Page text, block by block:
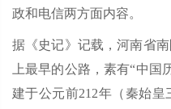
政和电信两方面内容。
据《史记》记载，河南省
上最早的公路，素有“中
建于公元前212年（秦始皇